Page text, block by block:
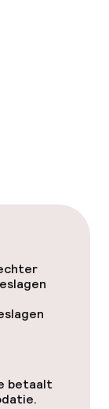
betaalt